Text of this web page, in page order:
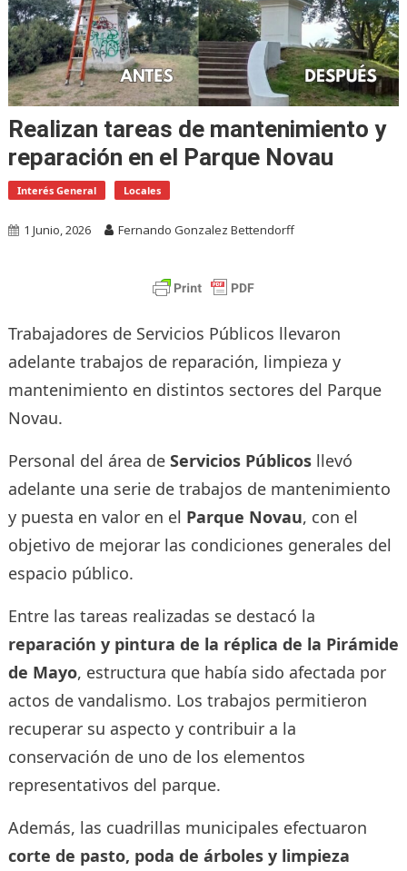
Realizan tareas de mantenimiento y
reparación en el Parque Novau
Interés General Locales
1 Junio, 2026 Fernando Gonzalez Bettendorff
Trabajadores de Servicios Públicos llevaron
adelante trabajos de reparación, limpieza y
mantenimiento en distintos sectores del Parque
Novau.
Personal del área de Servicios Públicosllevó
adelante una serie de trabajos de mantenimiento
y puesta en valor en el Parque Novau, con el
objetivo de mejorar las condiciones generales del
espacio público.
Entre las tareas realizadas se destacó la
reparación y pintura de la réplica de la Pirámide
de Mayo, estructura que había sido afectada por
actos de vandalismo. Los trabajos permitieron
recuperar su aspecto y contribuir a la
conservación de uno de los elementos
representativos del parque.
Además, las cuadrillas municipales efectuaron
corte de pasto, poda de árboles y limpieza